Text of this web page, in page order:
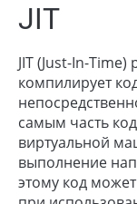
JIT
JIT (Just-In-Time)
компилирует
самым часть
виртуальной
выполнение
этому код